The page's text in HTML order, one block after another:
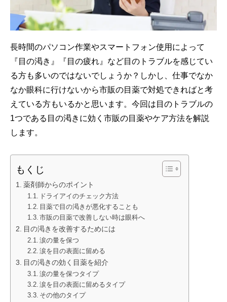
長時間のパソコン作業やスマートフォン使用によって
『目の渇き』『目の疲れ』など目のトラブルを感じてい
る方も多いのではないでしょうか？しかし、仕事でなか
なか眼科に行けないから市販の目薬で対処できればと考
えている方もいるかと思います。今回は目のトラブルの
1つである目の渇きに効く市販の目薬やケア方法を解説
します。
もくじ
薬剤師からのポイント
ドライアイのチェック方法
目薬で目の渇きが悪化することも
市販の目薬で改善しない時は眼科へ
目の渇きを改善するためには
涙の量を保つ
涙を目の表面に留める
目の渇きの効く目薬を紹介
涙の量を保つタイプ
涙を目の表面に留めるタイプ
その他のタイプ